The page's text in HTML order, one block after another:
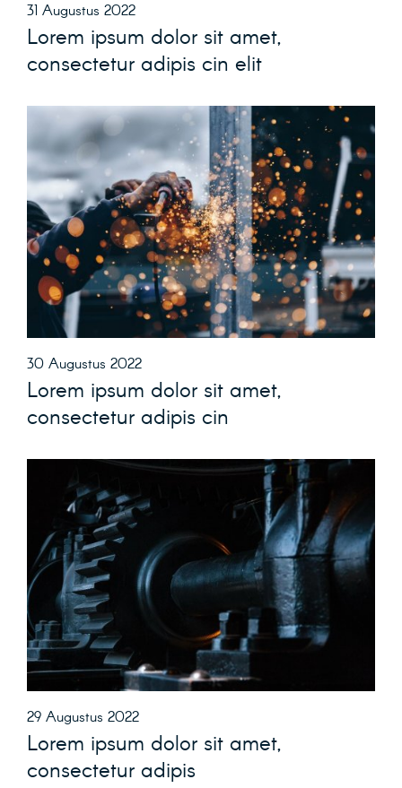
31 Augustus 2022
Lorem ipsum dolor sit amet,
consectetur adipis cin elit
30 Augustus 2022
Lorem ipsum dolor sit amet,
consectetur adipis cin
29 Augustus 2022
Lorem ipsum dolor sit amet,
consectetur adipis